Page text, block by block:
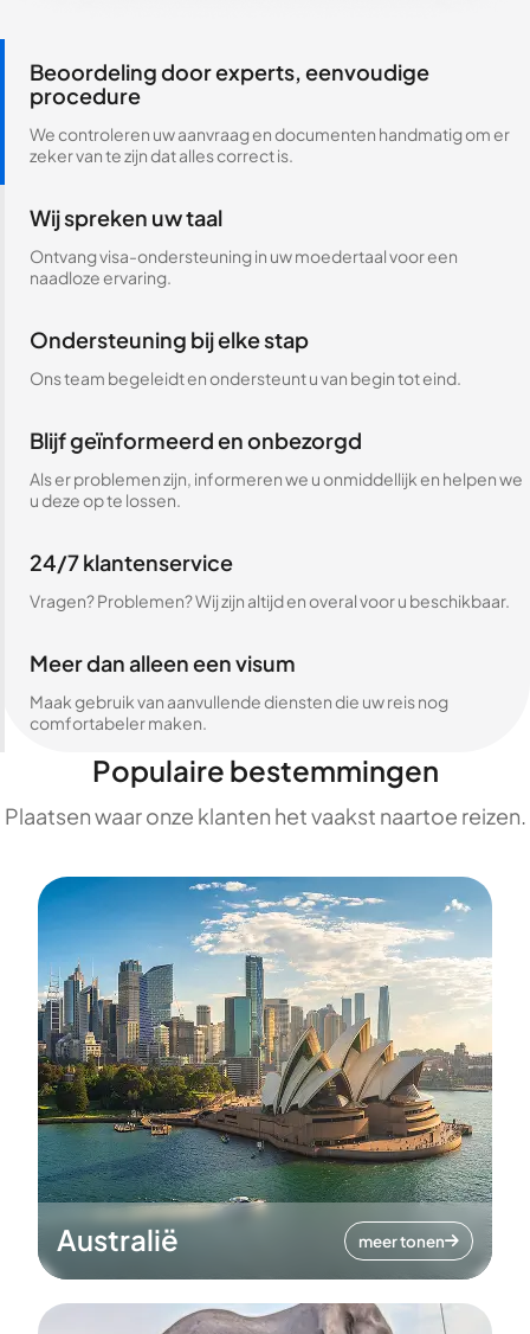
Beoordeling door experts, eenvoudige
procedure
We controleren uw aanvraag en documenten handmatig om er
zeker van te zijn dat alles correct is.
Wij spreken uw taal
Ontvang visa-ondersteuning in uw moedertaal voor een
naadloze ervaring.
Ondersteuning bij elke stap
Ons team begeleidt en ondersteunt u van begin tot eind.
Blijf geïnformeerd en onbezorgd
Als er problemen zijn, informeren we u onmiddellijk en helpen we
u deze op te lossen.
24/7 klantenservice
Vragen? Problemen? Wij zijn altijd en overal voor u beschikbaar.
Meer dan alleen een visum
Maak gebruik van aanvullende diensten die uw reis nog
comfortabeler maken.
Populaire bestemmingen
Plaatsen waar onze klanten het vaakst naartoe reizen.
Australië meer tonen